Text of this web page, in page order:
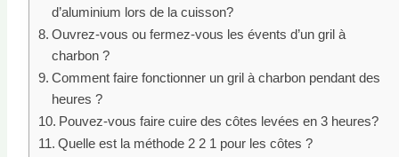
d’aluminium lors de la cuisson?
Ouvrez-vous ou fermez-vous les évents d’un gril à
charbon ?
Comment faire fonctionner un gril à charbon pendant des
heures ?
Pouvez-vous faire cuire des côtes levées en 3 heures?
Quelle est la méthode 2 2 1 pour les côtes ?